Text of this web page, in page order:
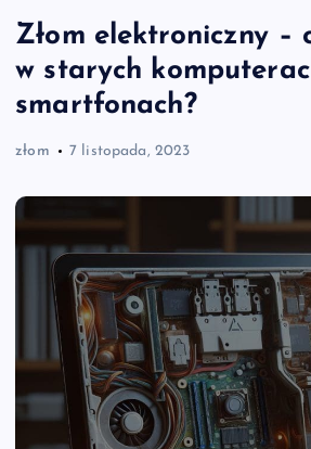
Złom elektroniczny –
w starych
smartfonach?
złom 7 listopada, 2023